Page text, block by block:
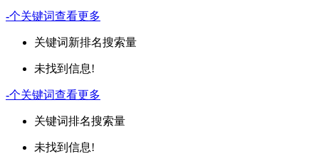
-个关键词查看更多
关键词新排名搜索量
未找到信息!
-个关键词查看更多
关键词排名搜索量
未找到信息!